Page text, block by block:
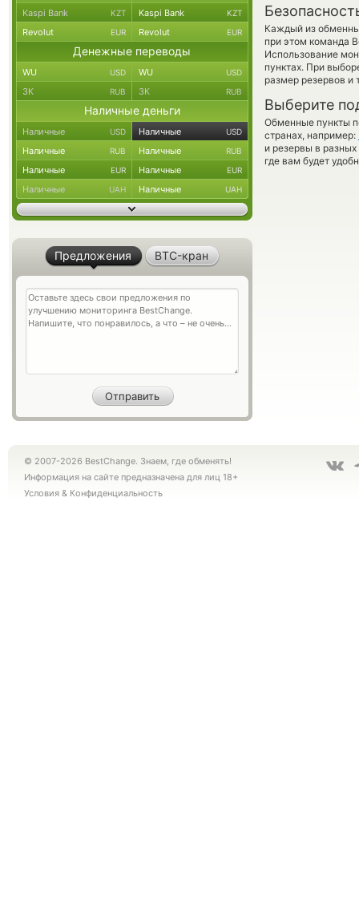
Каждый из
при этом команда
Использование
пунктах. При
размер резервов и
Выберите
Обменные пункты
странах, например:
и резервы в
где вам будет
Kaspi Bank KZT Kaspi Bank KZT
Revolut EUR Revolut EUR
Денежные переводы
WU USD WU USD
ЗК RUB ЗК RUB
Наличные деньги
Наличные USD Наличные USD
Наличные RUB Наличные RUB
Наличные EUR Наличные EUR
Наличные UAH Наличные UAH
Предложения BTC-кран
© 2007-2026 BestChange. Знаем, где обменять!
Информация на сайте предназначена для лиц 18+
Условия & Конфиденциальность